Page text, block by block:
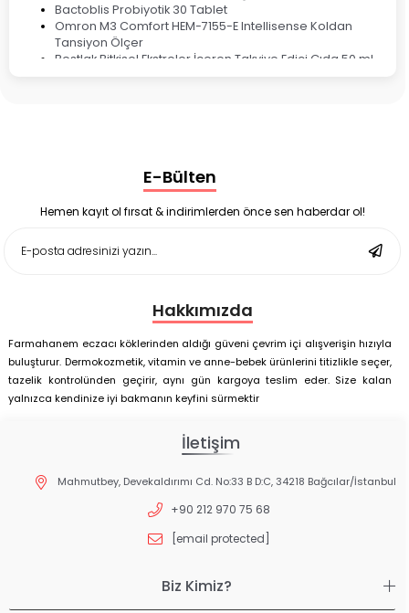
Bactoblis Probiyotik 30 Tablet
Omron M3 Comfort HEM-7155-E Intellisense Koldan
Tansiyon Ölçer
Bestlak Bitkisel Ekstreler İçeren Takviye Edici Gıda 50 ml
Enterogermina Family 5 ml 20 Flakon
Deep Flex Stres Azaltıcı ve Enerji Dengeleyici Topraklama
Matı Set 40x60 cm
Deep Flex Stres Azaltıcı ve Enerji Dengeleyici Topraklama
E-Bülten
Hemen kayıt ol fırsat & indirimlerden önce sen haberdar ol!
Hakkımızda
Farmahanem eczacı köklerinden aldığı güveni çevrim içi alışverişin hızıyla
buluşturur. Dermokozmetik, vitamin ve anne-bebek ürünlerini titizlikle seçer,
tazelik kontrolünden geçirir, aynı gün kargoya teslim eder. Size kalan
yalnızca kendinize iyi bakmanın keyfini sürmektir
İletişim
Mahmutbey, Devekaldırımı Cd. No:33 B D:C, 34218 Bağcılar/İstanbul
+90 212 970 75 68
[email protected]
Biz Kimiz?